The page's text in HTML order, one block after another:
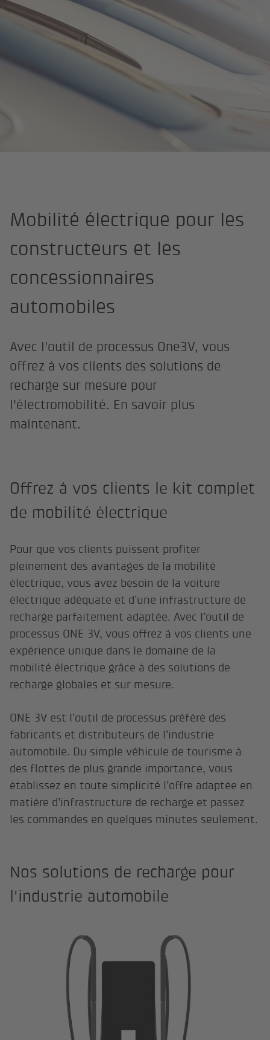
Mobilité électrique pour les
constructeurs et les
concessionnaires
automobiles
Avec l'outil de processus One3V, vous
offrez à vos clients des solutions de
recharge sur mesure pour
l'électromobilité. En savoir plus
maintenant.
Offrez à vos clients le kit complet
de mobilité électrique
Pour que vos clients puissent profiter
pleinement des avantages de la mobilité
électrique, vous avez besoin de la voiture
électrique adéquate et d’une infrastructure de
recharge parfaitement adaptée. Avec l’outil de
processus ONE 3V, vous offrez à vos clients une
expérience unique dans le domaine de la
mobilité électrique grâce à des solutions de
recharge globales et sur mesure.
ONE 3V est l’outil de processus préféré des
fabricants et distributeurs de l’industrie
automobile. Du simple véhicule de tourisme à
des flottes de plus grande importance, vous
établissez en toute simplicité l’offre adaptée en
matière d’infrastructure de recharge et passez
les commandes en quelques minutes seulement.
Nos solutions de recharge pour
l'industrie automobile